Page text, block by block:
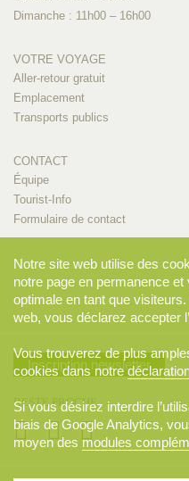
Dimanche : 11h00 – 16h00
VOTRE VOYAGE
Aller-retour gratuit
Emplacement
Transports publics
CONTACT
Équipe
Tourist-Info
Formulaire de contact
Inscription newsletter
RESTE PROCHE
Notre site web utilise des
notre page en permanence
optimale en tant que
web, vous déclarez accepter
Vous trouverez de plus
cookies dans notre
Si vous désirez interdire
biais de Google Analytics,
moyen des modules